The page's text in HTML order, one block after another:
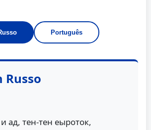
Português
Russo
ад, тен-тен еыроток,